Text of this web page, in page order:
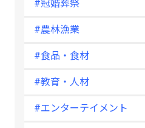
#冠婚葬祭
#農林漁業
#食品・食材
#教育・人材
#エンターテイメント